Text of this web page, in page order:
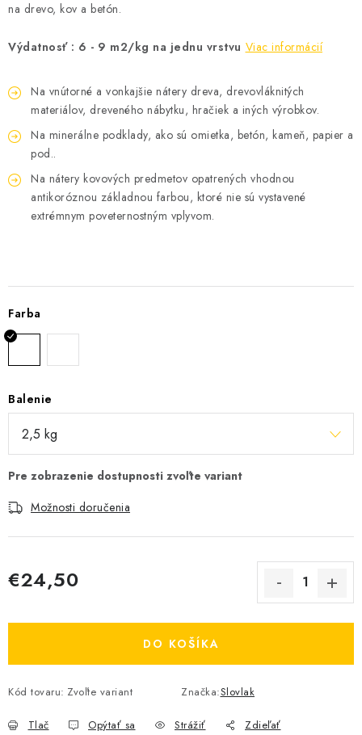
na drevo, kov a betón.
Výdatnosť : 6 - 9 m2/kg na jednu vrstvu Viac informácií
Na vnútorné a vonkajšie nátery dreva, drevovláknitých
materiálov, dreveného nábytku, hračiek a iných výrobkov.
Na minerálne podklady, ako sú omietka, betón, kameň, papier a
pod..
Na nátery kovových predmetov opatrených vhodnou
antikoróznou základnou farbou, ktoré nie sú vystavené
extrémnym poveternostným vplyvom.
Farba
Balenie
Možnosti doručenia
€24,50
DO KOŠÍKA
Kód tovaru: Zvoľte variant Značka:Slovlak
Tlač Opýtať sa Strážiť Zdieľať